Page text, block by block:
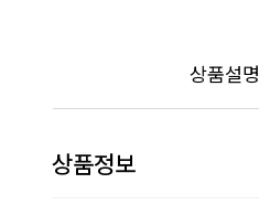
상품설명
상품정보